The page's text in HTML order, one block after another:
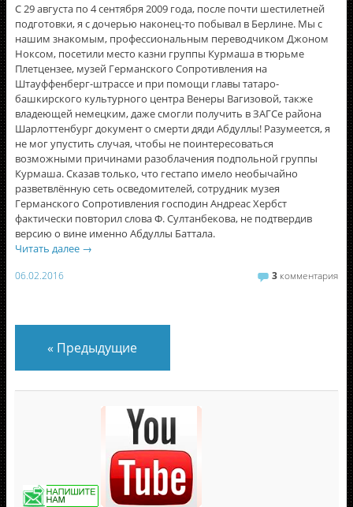
С 29 августа по 4 сентября 2009 года, после почти шестилетней
подготовки, я с дочерью наконец-то побывал в Берлине. Мы с
нашим знакомым, профессиональным переводчиком Джоном
Ноксом, посетили место казни группы Курмаша в тюрьме
Плетцензее, музей Германского Сопротивления на
Штауффенберг-штрассе и при помощи главы татаро-
башкирского культурного центра Венеры Вагизовой, также
владеющей немецким, даже смогли получить в ЗАГСе района
Шарлоттенбург документ о смерти дяди Абдуллы! Разумеется, я
не мог упустить случая, чтобы не поинтересоваться
возможными причинами разоблачения подпольной группы
Курмаша. Сказав только, что гестапо имело необычайно
разветвлённую сеть осведомителей, сотрудник музея
Германского Сопротивления господин Андреас Хербст
фактически повторил слова Ф. Султанбекова, не подтвердив
версию о вине именно Абдуллы Баттала.
Читать далее →
06.02.2016 3 комментария
« Предыдущие